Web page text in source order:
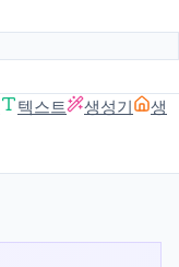
텍스트 생성기
생